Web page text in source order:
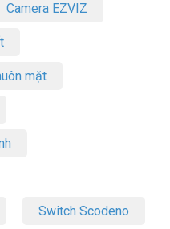
Camera EZVIZ
mặt
Switch Scodeno